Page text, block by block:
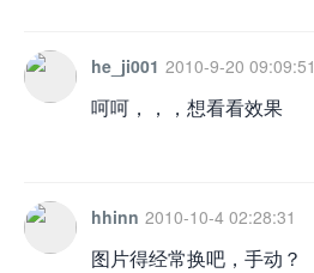
he_ji001 2010-9-20 09:09:51
呵呵，，，想看看效果
hhinn 2010-10-4 02:28:31
图片得经常换吧，手动？